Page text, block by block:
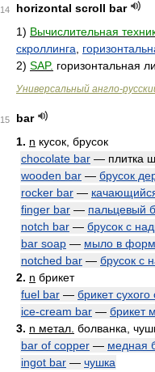
14
horizontal scroll bar
1) Вычислительная
скроллинга
2) SAP. горизонтальная
Универсальный англо-
15
bar
1. n кусок, брусок
chocolate bar — плитка
wooden bar — брусок
rocker bar —
finger bar — пальцевый
notch bar — брусок с
bar soap — мыло в
notched bar — брусок с
2. n брикет
fuel bar — брикет сухого
ice-cream bar — брикет
3. n метал. болванка,
bar of copper — медная
ingot bar — чушка